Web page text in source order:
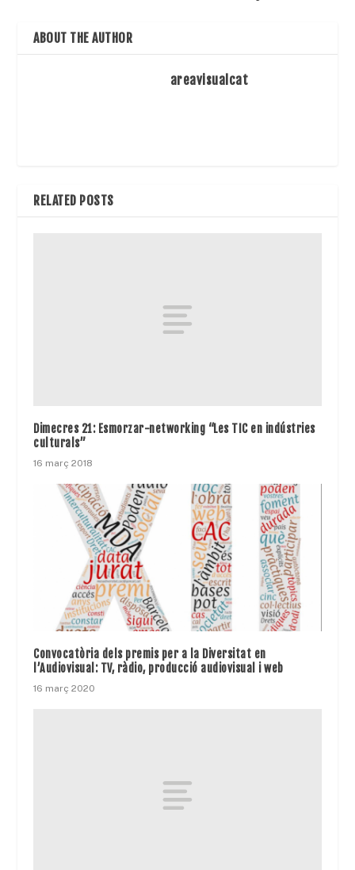
ABOUT THE AUTHOR
areavisualcat
RELATED POSTS
Dimecres 21: Esmorzar-networking “Les TIC en indústries
culturals”
16 març 2018
Convocatòria dels premis per a la Diversitat en
l’Audiovisual: TV, ràdio, producció audiovisual i web
16 març 2020